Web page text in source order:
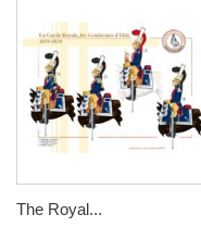
The Royal...